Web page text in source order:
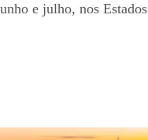
e julho, nos